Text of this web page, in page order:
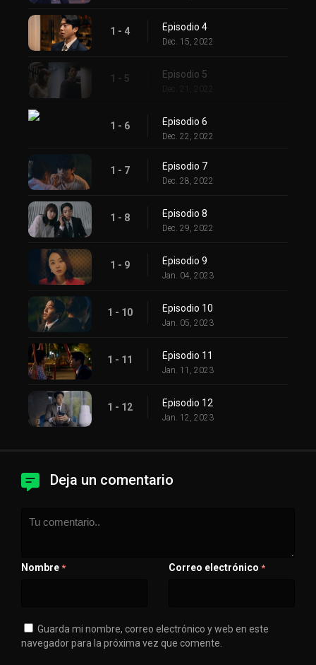
1 - 4 Episodio 4
Dec. 15, 2022
1 - 5 Episodio 5
Dec. 21, 2022
1 - 6 Episodio 6
Dec. 22, 2022
1 - 7 Episodio 7
Dec. 28, 2022
1 - 8 Episodio 8
Dec. 29, 2022
1 - 9 Episodio 9
Jan. 04, 2023
1 - 10 Episodio 10
Jan. 05, 2023
1 - 11 Episodio 11
Jan. 11, 2023
1 - 12 Episodio 12
Jan. 12, 2023
Deja un comentario
Nombre * Correo electrónico *
Guarda mi nombre, correo electrónico y web en este
navegador para la próxima vez que comente.